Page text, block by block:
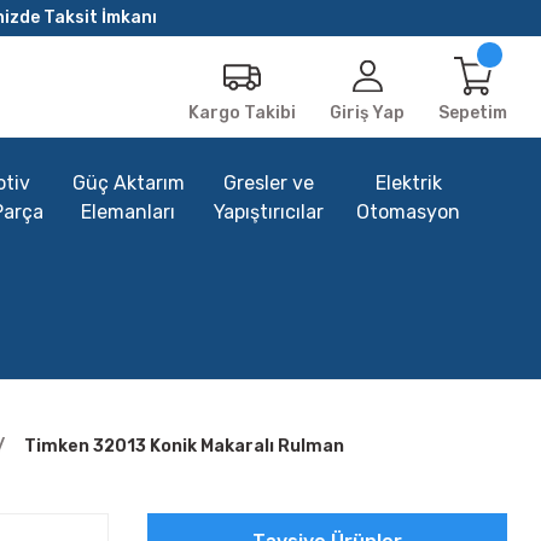
Taksit İmkanı
Kargo Takibi Giriş Yap Sepetim
Güç Aktarım
Elemanları
Gresler ve
Yapıştırıcılar
Elektrik
Otomasyon
Timken 32013 Konik Makaralı Rulman